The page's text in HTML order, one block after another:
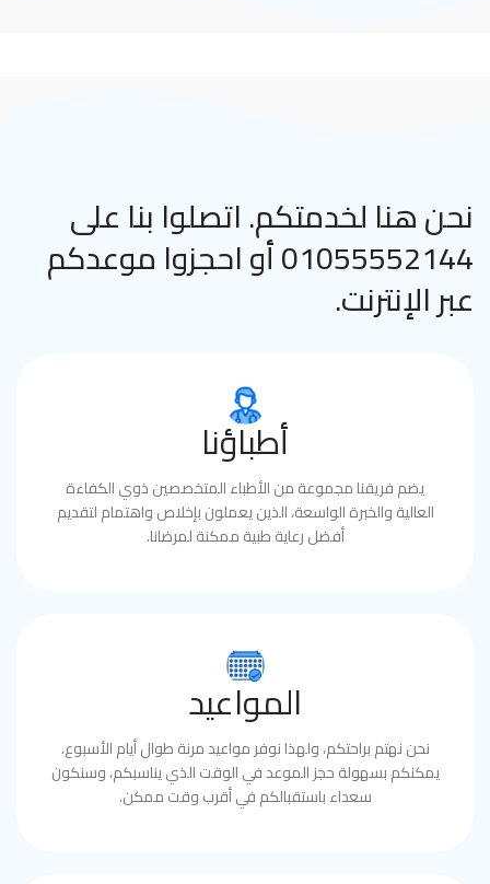
نحن هنا لخدمتكم. اتصلوا بنا على
01055552144 أو احجزوا موعدكم
عبر الإنترنت.
أطباؤنا
يضم فريقنا مجموعة من الأطباء المتخصصين ذوي الكفاءة
العالية والخبرة الواسعة، الذين يعملون بإخلاص واهتمام لتقديم
أفضل رعاية طبية ممكنة لمرضانا.
المواعيد
نحن نهتم براحتكم، ولهذا نوفر مواعيد مرنة طوال أيام الأسبوع.
يمكنكم بسهولة حجز الموعد في الوقت الذي يناسبكم، وسنكون
سعداء باستقبالكم في أقرب وقت ممكن.